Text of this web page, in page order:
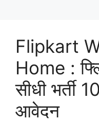
Flipkart
Home :
सीधी भर्ती
आवेदन